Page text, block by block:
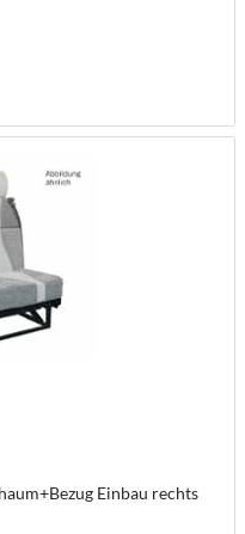
Einbau rechts